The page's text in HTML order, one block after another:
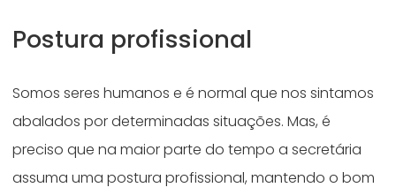
Postura profissional
Somos seres humanos e é normal que nos sintamos
abalados por determinadas situações. Mas, é
preciso que na maior parte do tempo a secretária
assuma uma postura profissional, mantendo o bom